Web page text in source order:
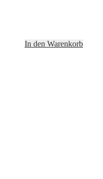
In den Warenkorb